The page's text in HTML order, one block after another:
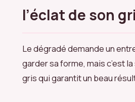
l’éclat de son
Le dégradé demande un
garder sa forme, mais c’est
gris qui garantit un beau